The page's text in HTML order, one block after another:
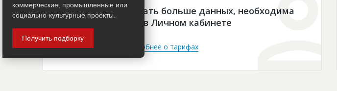
Чтобы просматривать больше данных, необходима
платная подписка в Личном кабинете
Войти Подробнее о тарифах
коммерческие, промышленные или
социально-культурные проекты.
Получить подборку